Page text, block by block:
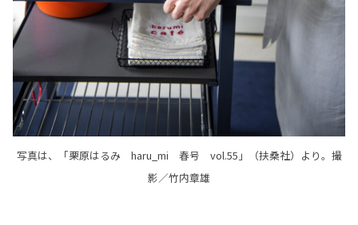
写真は、「栗原はるみ haru_mi 春号 vol.55」（扶桑社）より。撮
影／竹内章雄